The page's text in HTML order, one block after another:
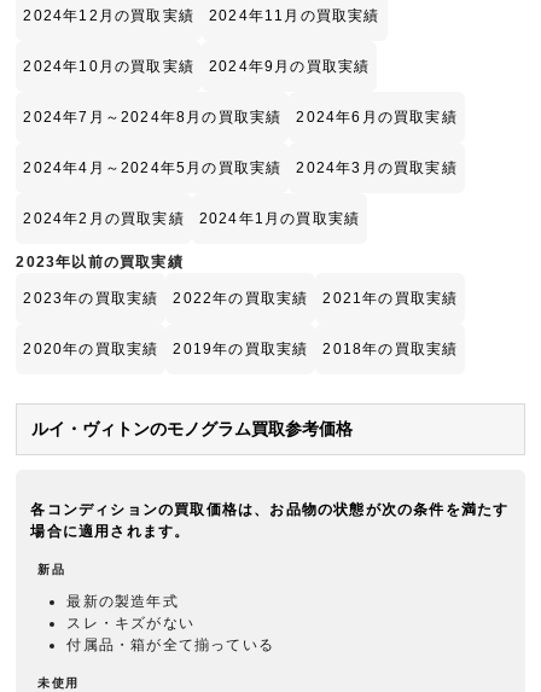
2024年12月の買取実績 2024年11月の買取実績
2024年10月の買取実績 2024年9月の買取実績
2024年7月～2024年8月の買取実績 2024年6月の買取実績
2024年4月～2024年5月の買取実績 2024年3月の買取実績
2024年2月の買取実績 2024年1月の買取実績
2023年以前の買取実績
2023年の買取実績 2022年の買取実績 2021年の買取実績
2020年の買取実績 2019年の買取実績 2018年の買取実績
ルイ・ヴィトンのモノグラム買取参考価格
各コンディションの買取価格は、お品物の状態が次の条件を満たす
場合に適用されます。
新品
最新の製造年式
スレ・キズがない
付属品・箱が全て揃っている
未使用